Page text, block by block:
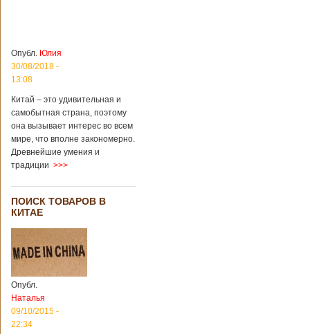
Опубл. Юлия
30/08/2018 -
13:08
Китай – это удивительная и
самобытная страна, поэтому
она вызывает интерес во всем
мире, что вполне закономерно.
Древнейшие умения и
традиции >>>
ПОИСК ТОВАРОВ В
КИТАЕ
Опубл.
Наталья
09/10/2015 -
22:34